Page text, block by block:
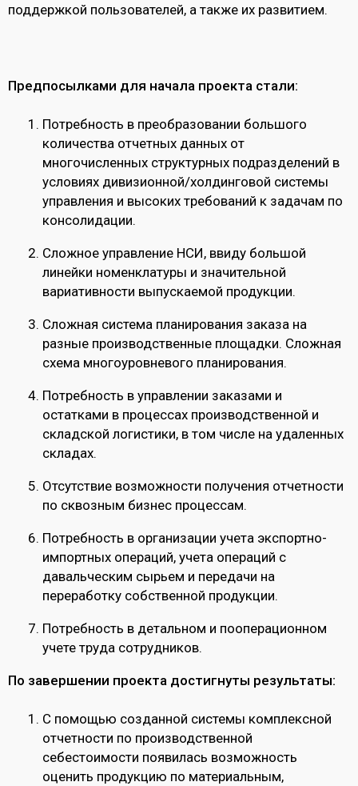
поддержкой пользователей, а также их развитием.
Предпосылками для начала проекта стали:
Потребность в преобразовании большого
количества отчетных данных от
многочисленных структурных подразделений в
условиях дивизионной/холдинговой системы
управления и высоких требований к задачам по
консолидации.
Сложное управление НСИ, ввиду большой
линейки номенклатуры и значительной
вариативности выпускаемой продукции.
Сложная система планирования заказа на
разные производственные площадки. Сложная
схема многоуровневого планирования.
Потребность в управлении заказами и
остатками в процессах производственной и
складской логистики, в том числе на удаленных
складах.
Отсутствие возможности получения отчетности
по сквозным бизнес процессам.
Потребность в организации учета экспортно-
импортных операций, учета операций с
давальческим сырьем и передачи на
переработку собственной продукции.
Потребность в детальном и пооперационном
учете труда сотрудников.
По завершении проекта достигнуты результаты:
С помощью созданной системы комплексной
отчетности по производственной
себестоимости появилась возможность
оценить продукцию по материальным,